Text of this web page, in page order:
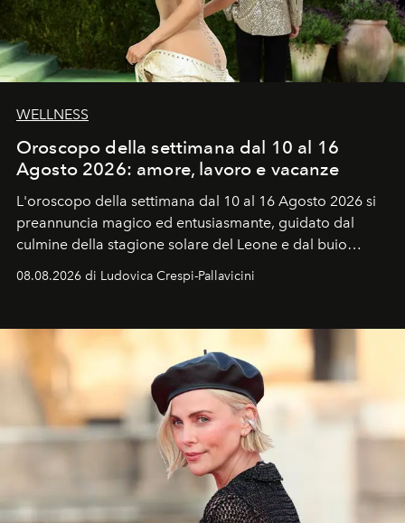
WELLNESS
Oroscopo della settimana dal 10 al 16
Agosto 2026: amore, lavoro e vacanze
L'oroscopo della settimana dal 10 al 16 Agosto 2026 si
preannuncia magico ed entusiasmante, guidato dal
culmine della stagione solare del Leone e dal buio
favorevole della Luna nuova in Leone del 12 agosto,
ideale per la notte delle Perseidi.
08.08.2026 di Ludovica Crespi-Pallavicini